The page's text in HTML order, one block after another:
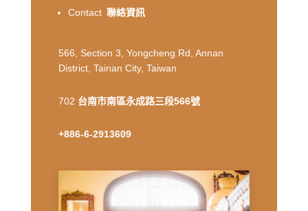
Contact 聯絡資訊
566, Section 3, Yongcheng Rd, Annan
District, Tainan City, Taiwan
702 台南市南區永成路三段566號
+886-6-2913609